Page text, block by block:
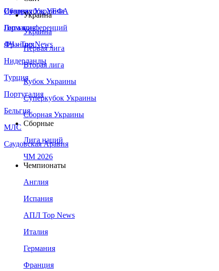
Сборная Украины
Италия
Германия
Франция
Нидерланды
Турция
Португалия
Бельгия
МЛС
Саудовская Аравия
Суперкубок УЕФА
Лига конференций
ЛЧ - Top News
Украина
Украина
Первая лига
Вторая лига
Кубок Украины
Суперкубок Украины
Сборная Украины
Сборные
Лига наций
ЧМ 2026
Чемпионаты
Англия
Испания
АПЛ Top News
Италия
Германия
Франция